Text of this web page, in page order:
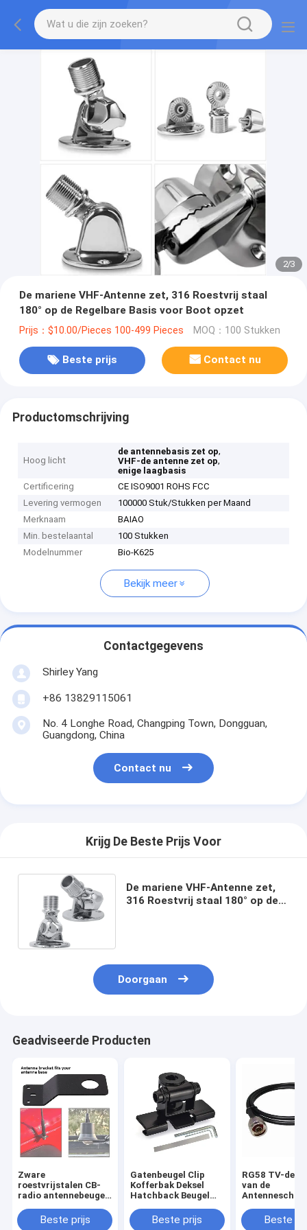
2/3
De mariene VHF-Antenne zet, 316 Roestvrij staal
180° op de Regelbare Basis voor Boot opzet
Prijs：$10.00/Pieces 100-499 Pieces MOQ：100 Stukken
Beste prijs Contact nu
Productomschrijving
Hoog licht
de antennebasis zet op,
VHF-de antenne zet op,
enige laagbasis
Certificering
CE ISO9001 ROHS FCC
Levering vermogen
100000 Stuk/Stukken per Maand
Merknaam
BAIAO
Min. bestelaantal
100 Stukken
Modelnummer
Bio-K625
Bekijk meer
Contactgegevens
Shirley Yang
+86 13829115061
No. 4 Longhe Road, Changping Town, Dongguan,
Guangdong, China
Contact nu
Krijg De Beste Prijs Voor
De mariene VHF-Antenne zet,
316 Roestvrij staal 180° op de
Doorgaan
Geadviseerde Producten
Zware
roestvrijstalen CB-
radio antennebeugel,
accessoireBeste prijs
Gatenbeugel Clip
Kofferbak Deksel
Hatchback Beugel
Antenna Beugel voor
mobiele auto Radio
Beste prijs
RG58 TV-de
van de
rg-58 Kabel
Beste